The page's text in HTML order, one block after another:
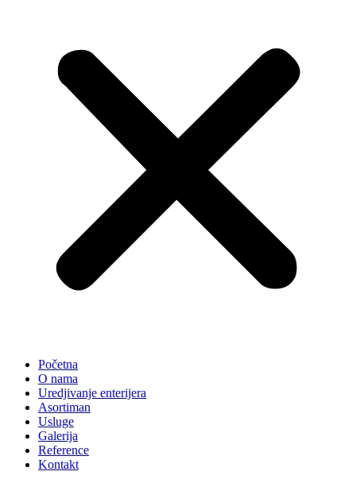
Početna
O nama
Uredjivanje enterijera
Asortiman
Usluge
Galerija
Reference
Kontakt